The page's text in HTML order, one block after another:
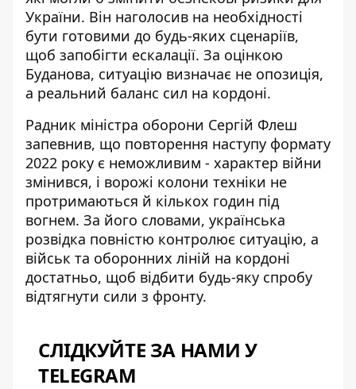
України. Він наголосив на необхідності
бути готовими до будь-яких сценаріїв,
щоб запобігти ескалації. За оцінкою
Буданова, ситуацію визначає не опозиція,
а реальний баланс сил на кордоні.
Радник міністра оборони Сергій Флеш
запевнив, що повторення наступу формату
2022 року є неможливим - характер війни
змінився, і ворожі колони техніки не
протримаються й кількох годин під
вогнем. За його словами, українська
розвідка повністю контролює ситуацію, а
військ та оборонних ліній на кордоні
достатньо, щоб відбити будь-яку спробу
відтягнути сили з фронту.
СЛІДКУЙТЕ ЗА НАМИ У
TELEGRAM